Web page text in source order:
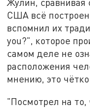
Жулин, сравнивая
США всё
вспомнил их
you?", которое
самом деле не
расположения
мнению, это
"Посмотрел на